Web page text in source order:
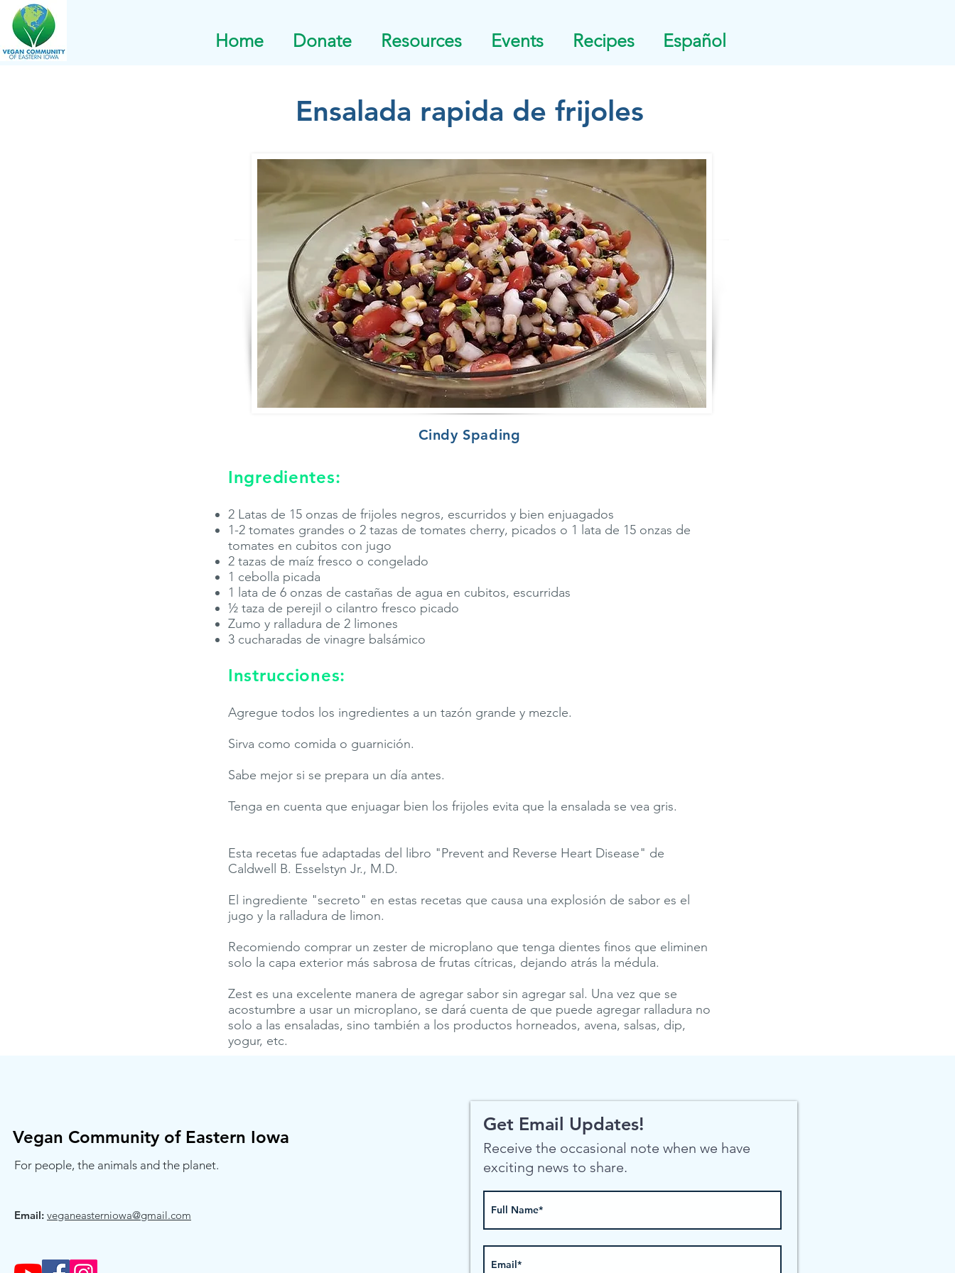
Home Donate Resources Events Recipes Español
Ensalada rapida de frijoles
Cindy Spading
Ingredientes:
2 Latas de 15 onzas de frijoles negros, escurridos y bien enjuagados
1-2 tomates grandes o 2 tazas de tomates cherry, picados o 1 lata de 15 onzas de
tomates en cubitos con jugo
2 tazas de maíz fresco o congelado
1 cebolla picada
1 lata de 6 onzas de castañas de agua en cubitos, escurridas
½ taza de perejil o cilantro fresco picado
Zumo y ralladura de 2 limones
3 cucharadas de vinagre balsámico
Instrucciones:
Agregue todos los ingredientes a un tazón grande y mezcle.
Sirva como comida o guarnición.
Sabe mejor si se prepara un día antes.
Tenga en cuenta que enjuagar bien los frijoles evita que la ensalada se vea gris.
Esta recetas fue adaptadas del libro "Prevent and Reverse Heart Disease" de
Caldwell B. Esselstyn Jr., M.D.
El ingrediente "secreto" en estas recetas que causa una explosión de sabor es el
jugo y la ralladura de limon.
Recomiendo comprar un zester de microplano que tenga dientes finos que eliminen
solo la capa exterior más sabrosa de frutas cítricas, dejando atrás la médula.
Zest es una excelente manera de agregar sabor sin agregar sal. Una vez que se
acostumbre a usar un microplano, se dará cuenta de que puede agregar ralladura no
solo a las ensaladas, sino también a los productos horneados, avena, salsas, dip,
yogur, etc.
Vegan Community of Eastern Iowa
For people, the animals and the planet.
Email: veganeasterniowa@gmail.com
Get Email Updates!
Receive the occasional note when we have
exciting news to share.